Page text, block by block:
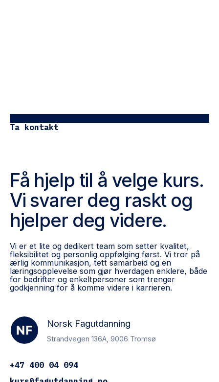
Ta kontakt
Få hjelp til å velge kurs.
Vi svarer deg raskt og
hjelper deg videre.
Vi er et lite og dedikert team som setter kvalitet,
fleksibilitet og personlig oppfølging først. Vi tror på
ærlig kommunikasjon, tett samarbeid og en
læringsopplevelse som gjør hverdagen enklere, både
for bedrifter og enkeltpersoner som trenger
godkjenning for å komme videre i karrieren.
Norsk Fagutdanning
Strandvegen 136A, 9006 Tromsø
+47 400 04 094